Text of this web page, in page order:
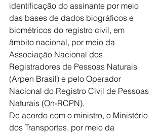
identificação do assinante por meio
das bases de dados biográficos e
biométricos do registro civil, em
âmbito nacional, por meio da
Associação Nacional dos
Registradores de Pessoas Naturais
(Arpen Brasil) e pelo Operador
Nacional do Registro Civil de Pessoas
Naturais (On-RCPN).
De acordo com o ministro, o Ministério
dos Transportes, por meio da